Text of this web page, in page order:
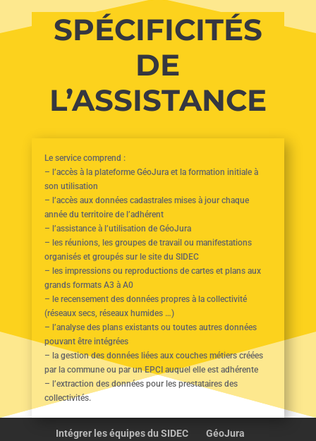
SPÉCIFICITÉS
DE
L’ASSISTANCE
Le service comprend :
– l’accès à la plateforme GéoJura et la formation initiale à
son utilisation
– l’accès aux données cadastrales mises à jour chaque
année du territoire de l’adhérent
– l’assistance à l’utilisation de GéoJura
– les réunions, les groupes de travail ou manifestations
organisés et groupés sur le site du SIDEC
– les impressions ou reproductions de cartes et plans aux
grands formats A3 à A0
– le recensement des données propres à la collectivité
(réseaux secs, réseaux humides …)
– l’analyse des plans existants ou toutes autres données
pouvant être intégrées
– la gestion des données liées aux couches métiers créées
par la commune ou par un EPCI auquel elle est adhérente
– l’extraction des données pour les prestataires des
collectivités.
Intégrer les équipes du SIDEC GéoJura